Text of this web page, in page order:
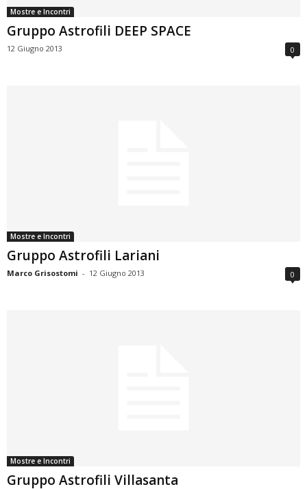
Mostre e Incontri
Gruppo Astrofili DEEP SPACE
12 Giugno 2013 0
Mostre e Incontri
Gruppo Astrofili Lariani
Marco Grisostomi - 12 Giugno 2013 0
Mostre e Incontri
Gruppo Astrofili Villasanta